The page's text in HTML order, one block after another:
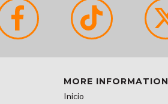
MORE INFORMATION
Inicio